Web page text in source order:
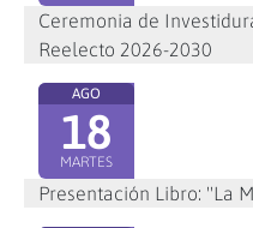
Ceremonia de
Reelecto 2026-2030
AGO
18
MARTES
Presentación Libro: "La